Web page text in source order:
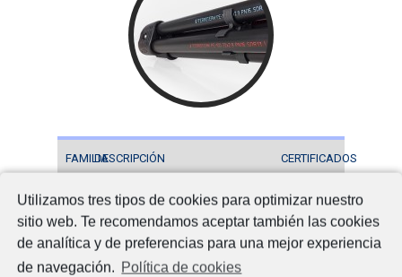
Utilizamos tres tipos de cookies para optimizar nuestro
sitio web. Te recomendamos aceptar también las cookies
de analítica y de preferencias para una mejor experiencia
de navegación.
Política de cookies
FAMILIADESCRIPCIÓN
CERTIFICADOS
CALIDAD
163
RADIADOR PARA SISTEMAS DE
AGUA A BAJA TEMPERATURA